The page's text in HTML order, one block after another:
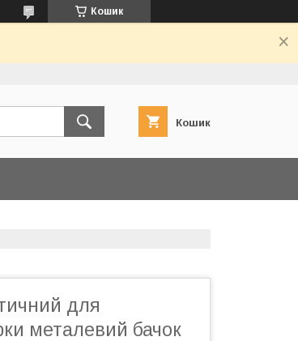
Кошик
Кошик
для
металевий бачок